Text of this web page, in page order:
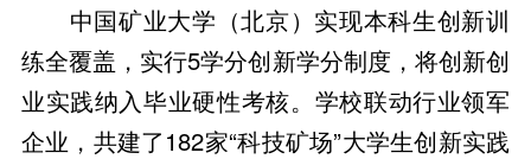
中国矿业大学（北京）实现本科生创新训
练全覆盖，实行5学分创新学分制度，将创新创
业实践纳入毕业硬性考核。学校联动行业领军
企业，共建了182家“科技矿场”大学生创新实践